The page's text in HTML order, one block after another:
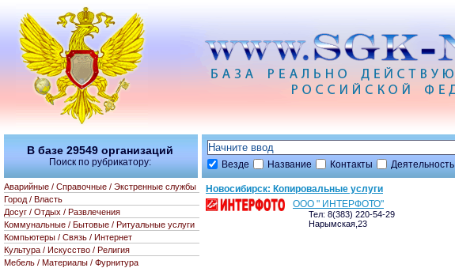
Везде Название Контакты Деятельность
Новосибирск: Копировальные услуги
ООО " ИНТЕРФОТО"
Тел: 8(383) 220-54-29
Нарымская,23
В базе 29549 организаций
Поиск по рубрикатору:
Аварийные / Справочные / Экстренные службы
Город / Власть
Досуг / Отдых / Развлечения
Коммунальные / Бытовые / Ритуальные услуги
Компьютеры / Связь / Интернет
Культура / Искусство / Религия
Мебель / Материалы / Фурнитура